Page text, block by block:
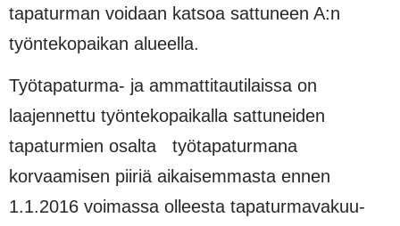
tapaturman voidaan katsoa sattuneen A:n
työntekopaikan alueella.
Työtapaturma- ja ammattitautilaissa on
laajennettu työntekopaikalla sattuneiden
tapaturmien osalta työtapaturmana
korvaamisen piiriä aikaisemmasta ennen
1.1.2016 voimassa olleesta tapaturmavakuu­